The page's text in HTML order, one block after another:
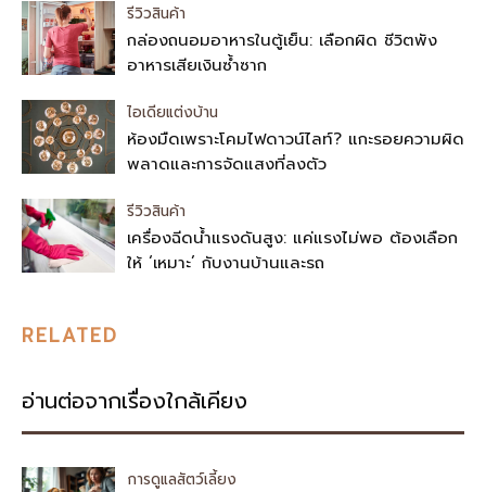
รีวิวสินค้า
กล่องถนอมอาหารในตู้เย็น: เลือกผิด ชีวิตพัง
อาหารเสียเงินซ้ำซาก
ไอเดียแต่งบ้าน
ห้องมืดเพราะโคมไฟดาวน์ไลท์? แกะรอยความผิด
พลาดและการจัดแสงที่ลงตัว
รีวิวสินค้า
เครื่องฉีดน้ำแรงดันสูง: แค่แรงไม่พอ ต้องเลือก
ให้ ‘เหมาะ’ กับงานบ้านและรถ
RELATED
อ่านต่อจากเรื่องใกล้เคียง
การดูแลสัตว์เลี้ยง